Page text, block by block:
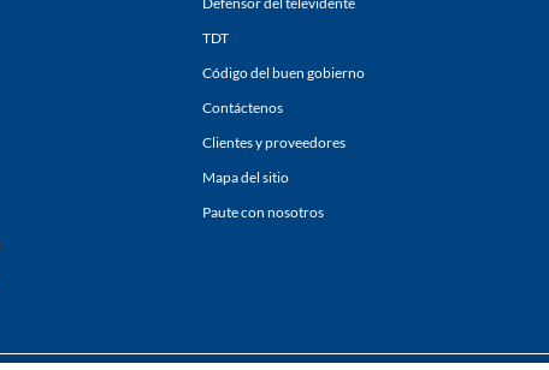
TDT
Código del buen gobierno
Contáctenos
Clientes y proveedores
Mapa del sitio
Paute con nosotros